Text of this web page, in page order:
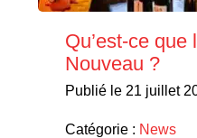
Qu’est-ce
Nouveau ?
Publié le 21 juillet
Catégorie : News